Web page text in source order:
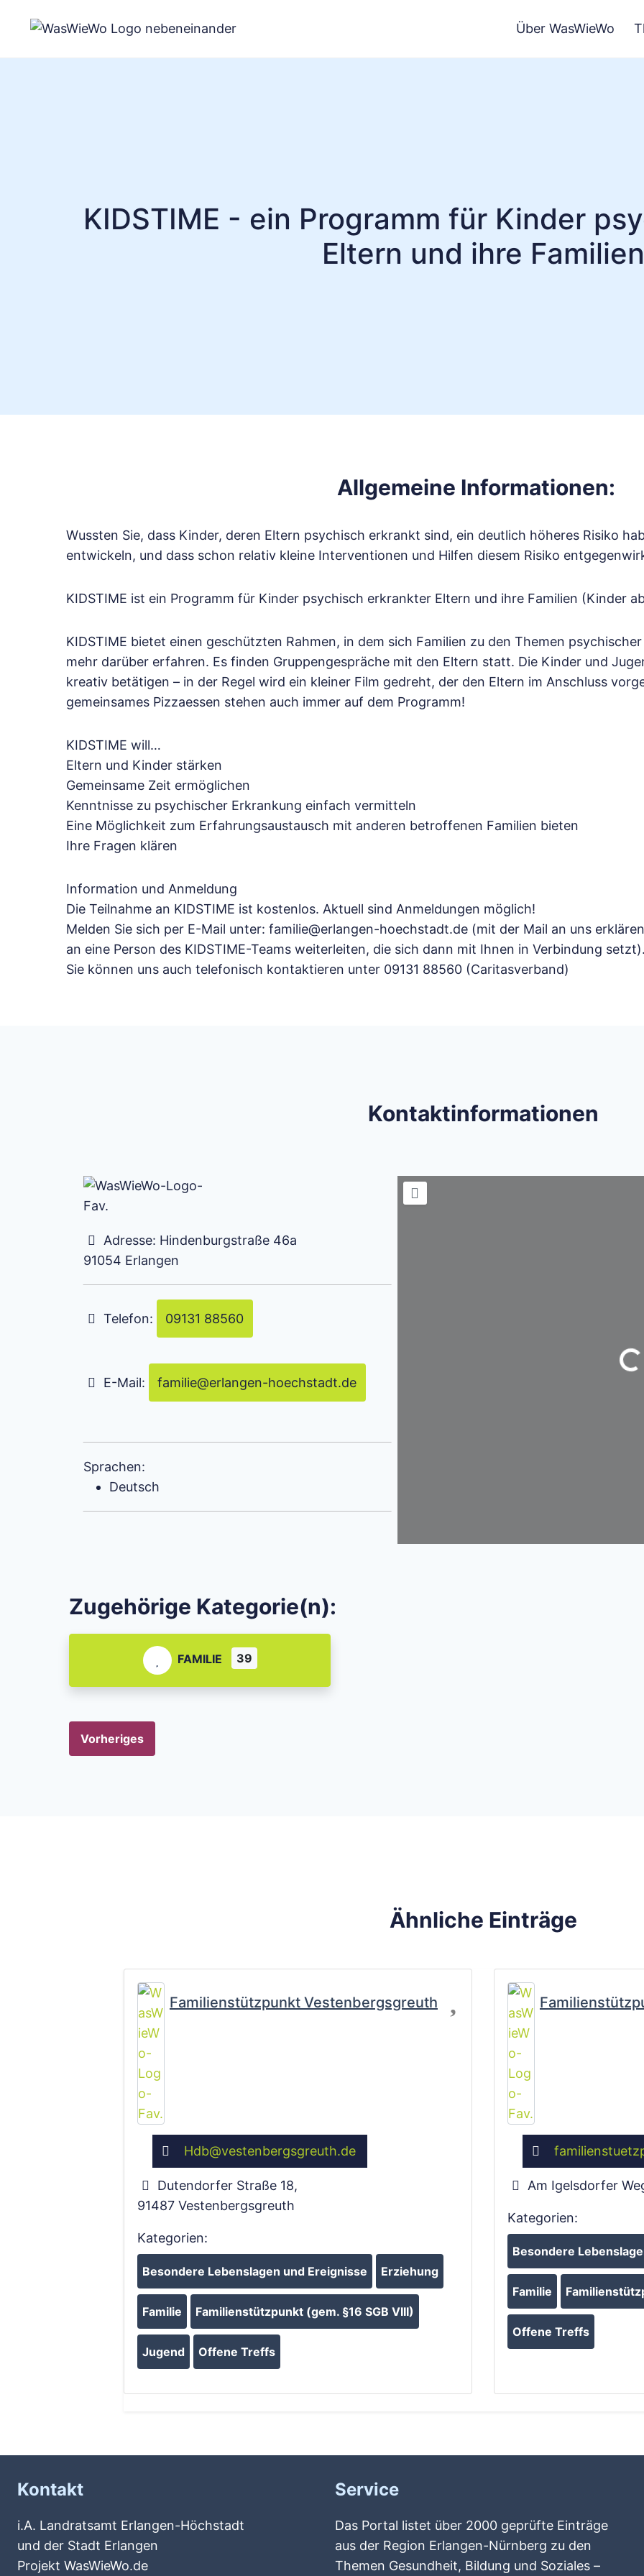
Inhalt
Über WasWieWo
KIDSTIME - ein Programm für Kinder
Eltern und ihre Familien
Allgemeine Informationen:
Wussten Sie, dass Kinder, deren Eltern psychisch erkrankt sind, ein deutlich höheres Risiko
entwickeln, und dass schon relativ kleine Interventionen und Hilfen diesem Risiko
KIDSTIME ist ein Programm für Kinder psychisch erkrankter Eltern und ihre Familien (Kinder
KIDSTIME bietet einen geschützten Rahmen, in dem sich Familien zu den Themen
mehr darüber erfahren. Es finden Gruppengespräche mit den Eltern statt. Die Kinder und
kreativ betätigen – in der Regel wird ein kleiner Film gedreht, der den Eltern im Anschluss
gemeinsames Pizzaessen stehen auch immer auf dem Programm!
KIDSTIME will…
Eltern und Kinder stärken
Gemeinsame Zeit ermöglichen
Kenntnisse zu psychischer Erkrankung einfach vermitteln
Eine Möglichkeit zum Erfahrungsaustausch mit anderen betroffenen Familien bieten
Ihre Fragen klären
Information und Anmeldung
Die Teilnahme an KIDSTIME ist kostenlos. Aktuell sind Anmeldungen möglich!
Melden Sie sich per E-Mail unter: familie@erlangen-hoechstadt.de (mit der Mail an uns
an eine Person des KIDSTIME-Teams weiterleiten, die sich dann mit Ihnen in Verbindung setzt).
Sie können uns auch telefonisch kontaktieren unter 09131 88560 (Caritasverband)
Kontaktinformationen
Adresse: Hindenburgstraße 46a
91054 Erlangen
Telefon: 09131 88560
E-Mail: familie@erlangen-hoechstadt.de
Sprachen:
Deutsch
Zugehörige Kategorie(n):
FAMILIE 39
Vorheriges
Ähnliche Einträge
Familienstützpunkt Vestenbergsgreuth
Hdb@vestenbergsgreuth.de
Dutendorfer Straße 18,
91487 Vestenbergsgreuth
Kategorien:
Besondere Lebenslagen und Ereignisse Erziehung
Familie Familienstützpunkt (gem. §16 SGB VIII)
Jugend Offene Treffs
Am Igelsdorfer
Kategorien:
Besondere
Familie
Offene Treffs
Kontakt
i.A. Landratsamt Erlangen-Höchstadt
und der Stadt Erlangen
Projekt WasWieWo.de
Service
Das Portal listet über 2000 geprüfte Einträge
aus der Region Erlangen-Nürnberg zu den
Themen Gesundheit, Bildung und Soziales –